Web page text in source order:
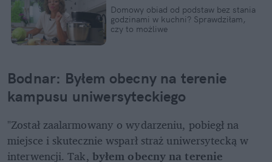
Domowy obiad od podstaw bez stania
godzinami w kuchni? Sprawdziłam,
czy to możliwe
Bodnar: Byłem obecny na terenie
kampusu uniwersyteckiego
"Został zaalarmowany o wydarzeniu, pobiegł na
miejsce i skutecznie wsparł straż uniwersytecką w
interwencji. Tak, byłem obecny na terenie